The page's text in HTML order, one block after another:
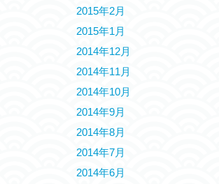
2015年2月
2015年1月
2014年12月
2014年11月
2014年10月
2014年9月
2014年8月
2014年7月
2014年6月